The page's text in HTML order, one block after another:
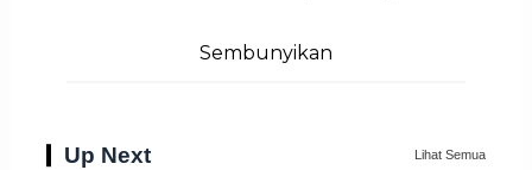
Sembunyikan
Up Next Lihat Semua